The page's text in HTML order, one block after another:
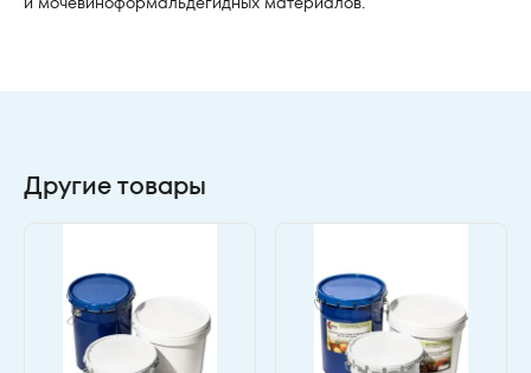
Другие товары